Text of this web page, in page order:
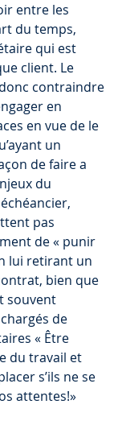
entre les
du temps,
qui est
client. Le
contraindre
en
en vue de le
un
de faire a
du
pas
de « punir
lui retirant un
bien que
souvent
de
« Être
du travail et
s’ils ne se
attentes!»